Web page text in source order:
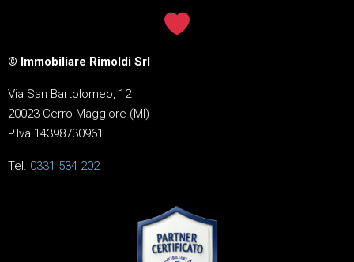
© Immobiliare Rimoldi Srl
Via San Bartolomeo, 12
20023 Cerro Maggiore (MI)
P.Iva 14398730961
Tel. 0331 534 202